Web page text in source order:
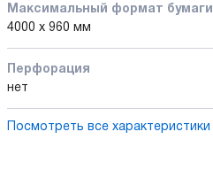
Максимальный формат бумаги
4000 x 960 мм
Перфорация
нет
Посмотреть все характеристики